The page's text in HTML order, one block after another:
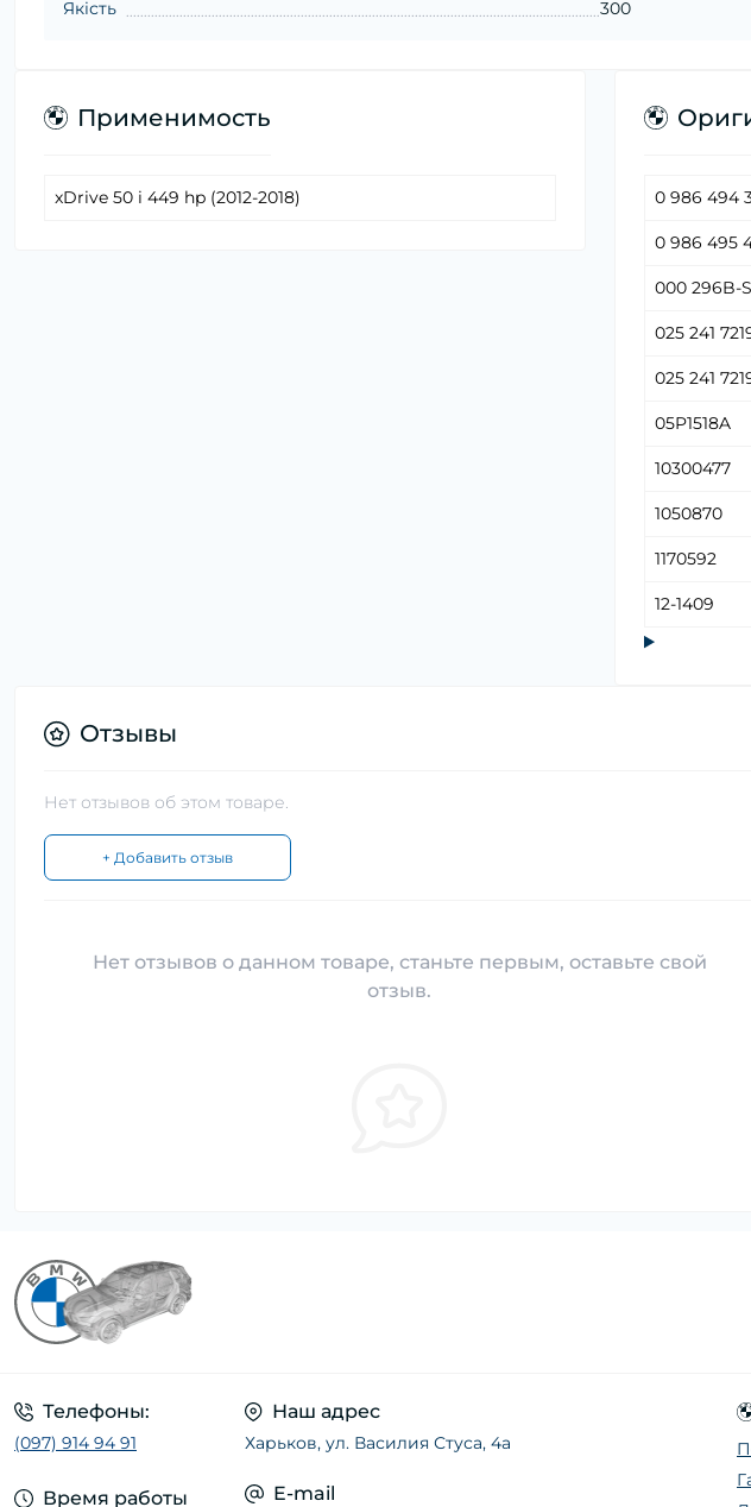
Якість 300
Применимость
xDrive 50 i 449 hp (2012-2018) 0 986 494
0 986 495
000 296B-
025 241
025 241
05P1518A
10300477
1050870
1170592
12-1409
Отзывы
Нет отзывов об этом товаре.
+ Добавить отзыв
Нет отзывов о данном товаре, станьте первым, оставьте свой
отзыв.
Телефоны:
(097) 914 94 91
Время работы
Наш адрес
Харьков, ул. Василия Стуса, 4а
E-mail